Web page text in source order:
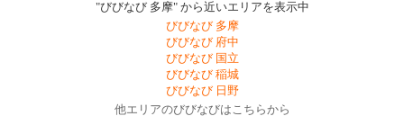
"びびなび 多摩" から近いエリアを表示中
びびなび 多摩
びびなび 府中
びびなび 国立
びびなび 稲城
びびなび 日野
他エリアのびびなびはこちらから